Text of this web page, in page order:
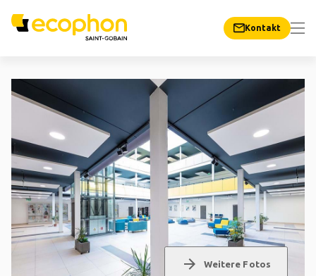
Kontakt
arrow_forward Weitere Fotos